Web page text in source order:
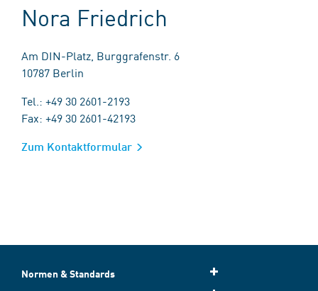
Nora Friedrich
Am DIN-Platz, Burggrafenstr. 6
10787 Berlin
Tel.: +49 30 2601-2193
Fax: +49 30 2601-42193
Zum Kontaktformular
Normen & Standards